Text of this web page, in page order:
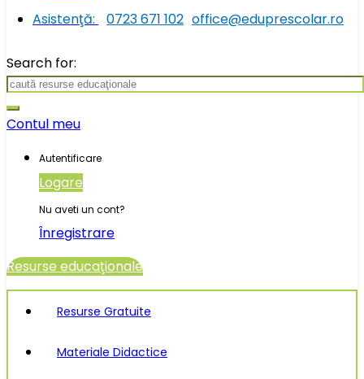
Asistenţă:
0723 671 102 office@eduprescolar.ro
Search for:
Contul meu
Autentificare
Logare
Nu aveti un cont?
Înregistrare
Resurse educaţionale
Resurse Gratuite
Materiale Didactice